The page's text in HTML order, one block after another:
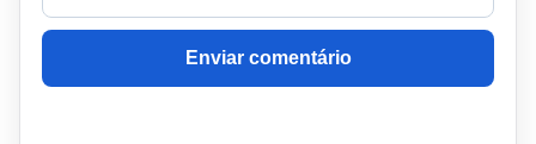
Enviar comentário